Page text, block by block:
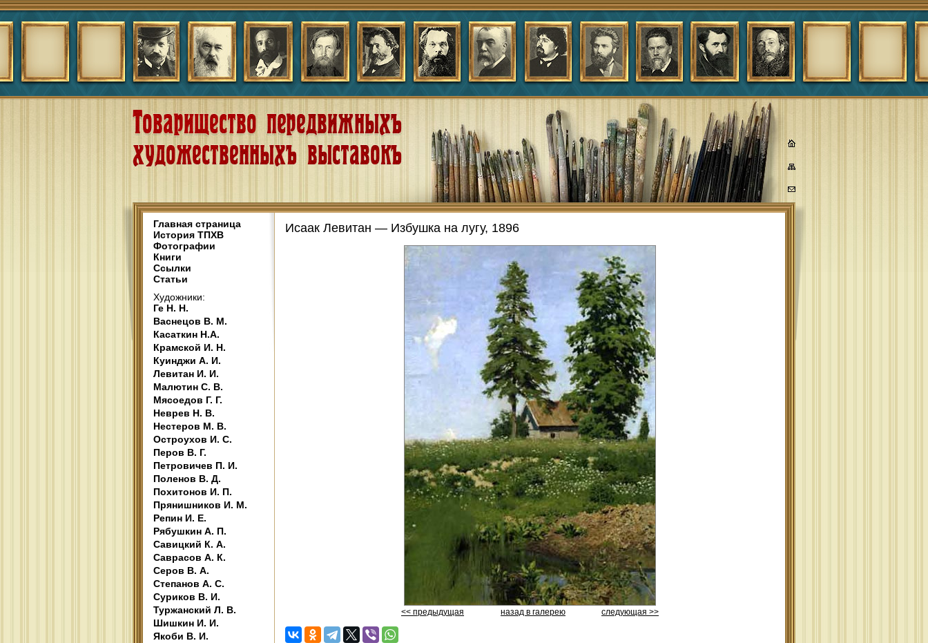
Главная страница
История ТПХВ
Фотографии
Книги
Ссылки
Статьи
Художники:
Ге Н. Н.
Васнецов В. М.
Касаткин Н.А.
Крамской И. Н.
Куинджи А. И.
Левитан И. И.
Малютин С. В.
Мясоедов Г. Г.
Неврев Н. В.
Нестеров М. В.
Остроухов И. С.
Перов В. Г.
Петровичев П. И.
Поленов В. Д.
Похитонов И. П.
Прянишников И. М.
Репин И. Е.
Рябушкин А. П.
Савицкий К. А.
Саврасов А. К.
Серов В. А.
Степанов А. С.
Суриков В. И.
Туржанский Л. В.
Шишкин И. И.
Якоби В. И.
Исаак Левитан — Избушка на лугу, 1896
<< предыдущая назад в галерею следующая >>